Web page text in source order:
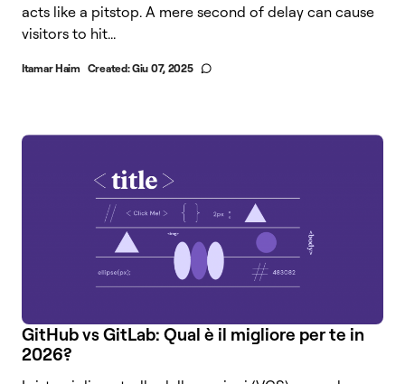
acts like a pitstop. A mere second of delay can cause
visitors to hit...
Itamar Haim Created:Giu 07, 2025
GitHub vs GitLab: Qual è il migliore per te in
2026?